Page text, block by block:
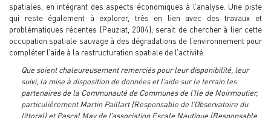
spatiales, en intégrant des aspects économiques à l’analyse. Une piste
qui reste également à explorer, très en lien avec des travaux et
problématiques récentes (Peuziat, 2004), serait de chercher à lier cette
occupation spatiale sauvage à des dégradations de l’environnement pour
compléter l’aide à la restructuration spatiale de l’activité.
Que soient chaleureusement remerciés pour leur disponibilité, leur
suivi, la mise à disposition de données et l’aide sur le terrain les
partenaires de la Communauté de Communes de l’Ile de Noirmoutier,
particulièrement Martin Paillart (Responsable de l’Observatoire du
littoral) et Pascal May de l’association Escale Nautique (Responsable